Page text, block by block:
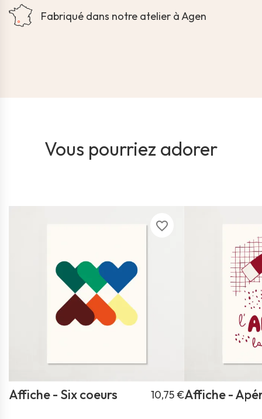
Fabriqué dans notre atelier à Agen
Vous pourriez adorer
favorite_border
Affiche - Six coeurs 10,75 €Affiche -